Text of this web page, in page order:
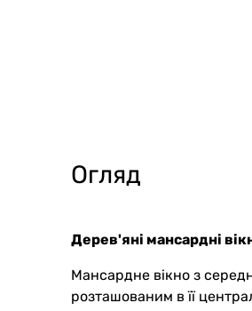
Огляд
Дерев'яні мансардні
Мансардне вікно з
розташованим в її